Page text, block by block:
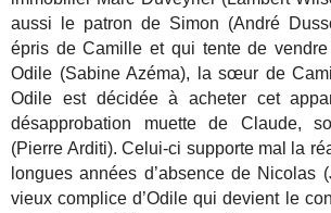
aussi le patron de Simon (André
épris de Camille et qui tente de
Odile (Sabine Azéma), la sœur de
Odile est décidée à acheter cet
désapprobation muette de Claude,
(Pierre Arditi). Celui-ci supporte mal la
longues années d’absence de Nicolas
vieux complice d’Odile qui devient le